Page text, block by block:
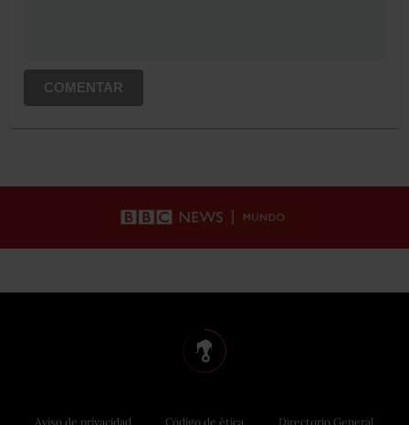
COMENTAR
Aviso de privacidad Código de ética Directorio General